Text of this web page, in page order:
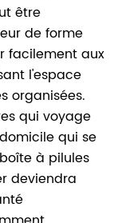
être
de forme
facilement aux
l'espace
organisées.
qui voyage
qui se
à pilules
deviendra